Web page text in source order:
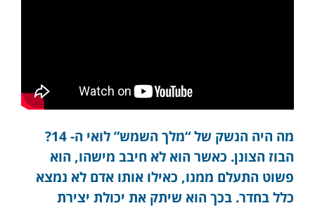
מה היה הנשק של “מלך השמש” לואי ה- 14?
הבוז הצונן. כאשר הוא לא חיבב מישהו, הוא
פשוט התעלם ממנו, כאילו אותו אדם לא נמצא
כלל בחדר. בכך הוא שיתק את יכולת יצירת